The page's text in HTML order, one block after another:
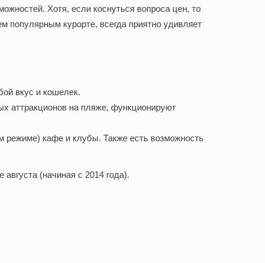
Хотя, если коснуться вопроса цен, то
курорте, всегда приятно удивляет
вкус и кошелек.
аттракционов на пляже, функционируют
режиме) кафе и клубы. Также есть возможность
(начиная с 2014 года).